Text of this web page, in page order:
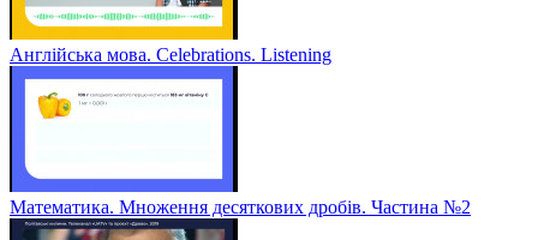
Англійська мова. Celebrations. Listening
Математика. Множення десяткових дробів. Частина №2